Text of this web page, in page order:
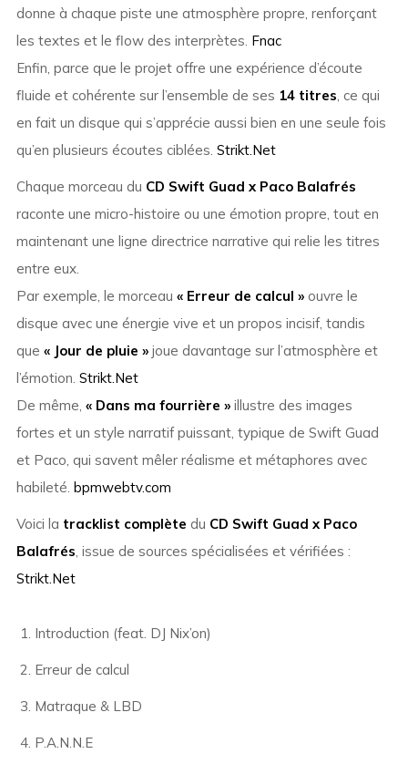
donne à chaque piste une atmosphère propre, renforçant
les textes et le flow des interprètes. Fnac
Enfin, parce que le projet offre une expérience d’écoute
fluide et cohérente sur l’ensemble de ses 14 titres, ce qui
en fait un disque qui s’apprécie aussi bien en une seule fois
qu’en plusieurs écoutes ciblées. Strikt.Net
Chaque morceau du CD Swift Guad x Paco Balafrés
raconte une micro-histoire ou une émotion propre, tout en
maintenant une ligne directrice narrative qui relie les titres
entre eux.
Par exemple, le morceau « Erreur de calcul »ouvre le
disque avec une énergie vive et un propos incisif, tandis
que « Jour de pluie »joue davantage sur l’atmosphère et
l’émotion. Strikt.Net
De même, « Dans ma fourrière »illustre des images
fortes et un style narratif puissant, typique de Swift Guad
et Paco, qui savent mêler réalisme et métaphores avec
habileté. bpmwebtv.com
Voici la tracklist complète du CD Swift Guad x Paco
Balafrés, issue de sources spécialisées et vérifiées :
Strikt.Net
Introduction (feat. DJ Nix’on)
Erreur de calcul
Matraque & LBD
P.A.N.N.E